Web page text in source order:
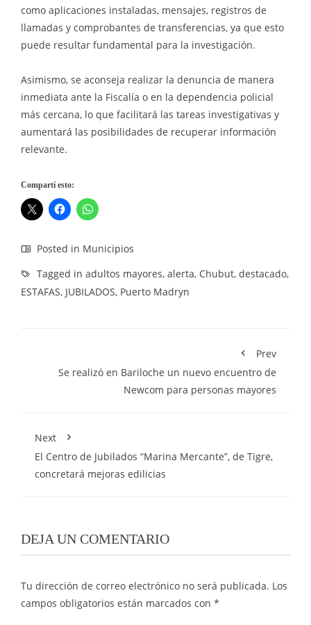
como aplicaciones instaladas, mensajes, registros de
llamadas y comprobantes de transferencias, ya que esto
puede resultar fundamental para la investigación.
Asimismo, se aconseja realizar la denuncia de manera
inmediata ante la Fiscalía o en la dependencia policial
más cercana, lo que facilitará las tareas investigativas y
aumentará las posibilidades de recuperar información
relevante.
Compartí esto:
Posted in Municipios
Tagged in adultos mayores, alerta, Chubut, destacado,
ESTAFAS, JUBILADOS, Puerto Madryn
Prev
Se realizó en Bariloche un nuevo encuentro de
Newcom para personas mayores
Next
El Centro de Jubilados “Marina Mercante”, de Tigre,
concretará mejoras edilicias
DEJA UN COMENTARIO
Tu dirección de correo electrónico no será publicada. Los
campos obligatorios están marcados con *